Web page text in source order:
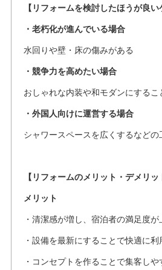
【リフォームを検討したほうが良い
・老朽化が進んでいる場合
水回りや壁・床の傷みがある
・競争力を高めたい場合
おしゃれな内装や和モダンにするこ
・外国人向けに運営する場合
シャワースペースを広くするなどの
【リフォームのメリット・デメリッ
メリット
・清潔感が増し、宿泊者の満足度が
・設備を最新にすることで快適に
・コンセプトを作ることで集客しや